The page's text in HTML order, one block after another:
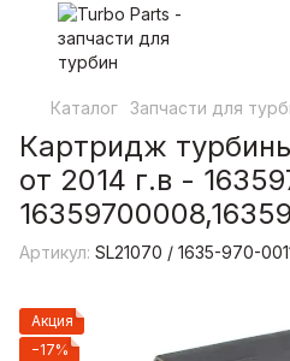
Каталог Запчасти для
Картридж
от 2014 г.в -
Артикул: SL21070 / 1635-970-
Акция
−17%